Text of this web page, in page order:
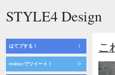
STYLE4 Design
はてブする！ 1
twitterでツイート！ 0
こ